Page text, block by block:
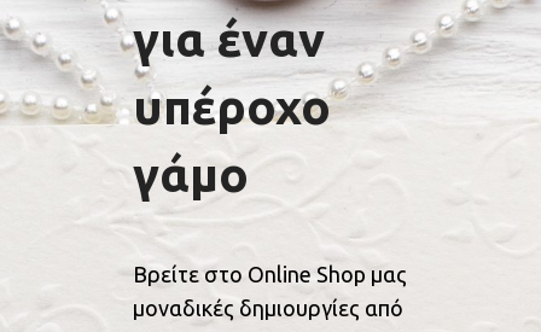
για έναν
υπέροχο
γάμο
Βρείτε στο Online Shop μας
μοναδικές δημιουργίες από